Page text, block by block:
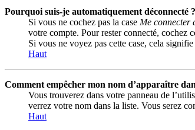
Pourquoi suis-je automatiquement déconnecté ?
Si vous ne cochez pas la case Me connecter
votre compte. Pour rester connecté, cochez
Si vous ne voyez pas cette case, cela
Haut
Comment empêcher mon nom d’apparaître
Vous trouverez dans votre panneau de
verrez votre nom dans la liste. Vous serez
Haut